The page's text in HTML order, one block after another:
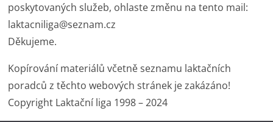
poskytovaných služeb, ohlaste změnu na tento mail:
laktacniliga@seznam.cz
Děkujeme.
Kopírování materiálů včetně seznamu laktačních
poradců z těchto webových stránek je zakázáno!
Copyright Laktační liga 1998 – 2024